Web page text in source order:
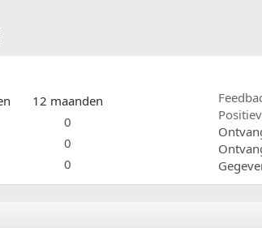
12 maanden
0
0
0